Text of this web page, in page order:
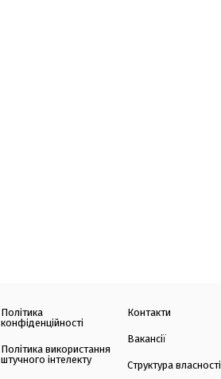
Політика
конфіденційності
Політика використання
штучного інтелекту
Контакти
Вакансії
Структура власності